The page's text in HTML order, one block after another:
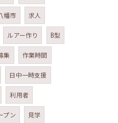
幡市 求人
ルアー作り B型
集 作業時間
日中一時支援
利用者
プン 見学